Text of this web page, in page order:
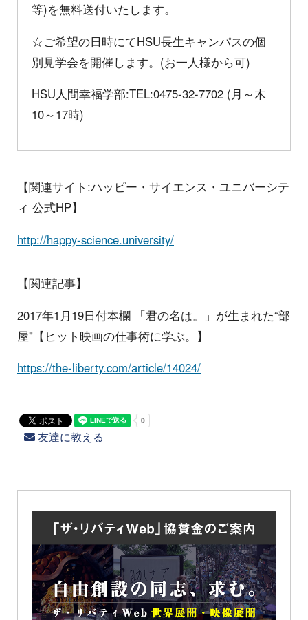
等)を無料送付いたします。
☆ご希望の日時にてHSU長生キャンパスの個
別見学会を開催します。(お一人様から可)
HSU人間幸福学部:TEL:0475-32-7702 (月～木
10～17時)
【関連サイト:ハッピー・サイエンス・ユニバーシテ
ィ 公式HP】
http://happy-science.university/
【関連記事】
2017年1月19日付本欄 「君の名は。」が生まれた“部
屋"【ヒット映画の仕事術に学ぶ。】
https://the-liberty.com/article/14024/
友達に教える